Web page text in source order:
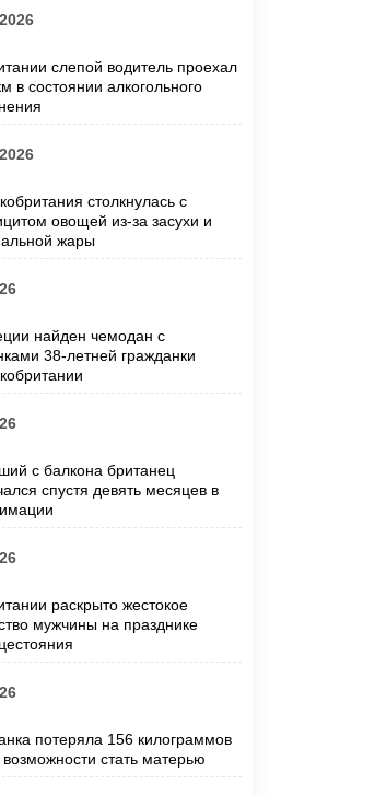
слепой водитель проехал
в состоянии алкогольного
столкнулась с
овощей из-за засухи и
жары
найден чемодан с
38-летней гражданки
с балкона британец
спустя девять месяцев в
раскрыто жестокое
мужчины на празднике
потеряла 156 килограммов
стать матерью